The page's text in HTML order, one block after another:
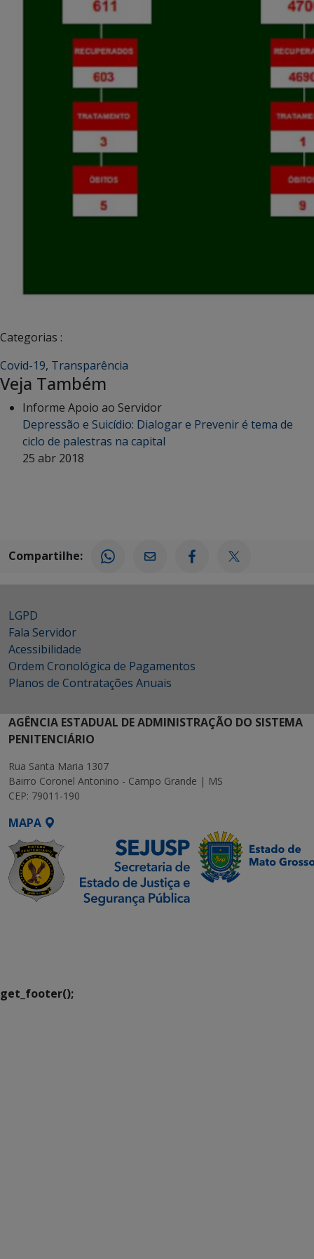
Categorias :
Covid-19, Transparência
Veja Também
Informe Apoio ao Servidor
Depressão e Suicídio: Dialogar e Prevenir é tema de
ciclo de palestras na capital
25 abr 2018
Compartilhe:
LGPD
Fala Servidor
Acessibilidade
Ordem Cronológica de Pagamentos
Planos de Contratações Anuais
AGÊNCIA ESTADUAL DE ADMINISTRAÇÃO DO SISTEMA
PENITENCIÁRIO
Rua Santa Maria 1307
Bairro Coronel Antonino - Campo Grande | MS
CEP: 79011-190
MAPA
get_footer();